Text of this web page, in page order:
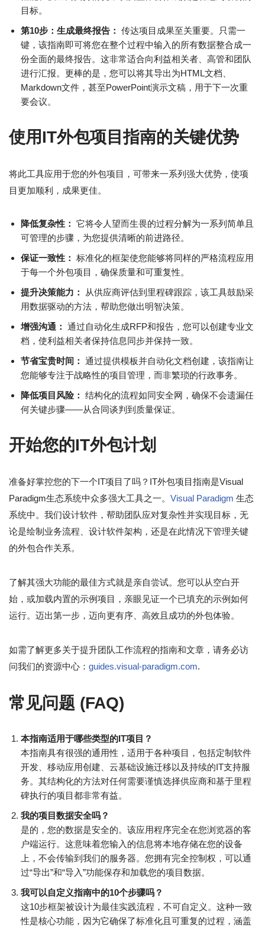
目标。
第10步：生成最终报告： 传达项目成果至关重要。只需一
键，该指南即可将您在整个过程中输入的所有数据整合成一
份全面的最终报告。这非常适合向利益相关者、高管和团队
进行汇报。更棒的是，您可以将其导出为HTML文档、
Markdown文件，甚至PowerPoint演示文稿，用于下一次重
要会议。
使用IT外包项目指南的关键优势
将此工具应用于您的外包项目，可带来一系列强大优势，使项
目更加顺利，成果更佳。
降低复杂性： 它将令人望而生畏的过程分解为一系列简单且
可管理的步骤，为您提供清晰的前进路径。
保证一致性： 标准化的框架使您能够将同样的严格流程应用
于每一个外包项目，确保质量和可重复性。
提升决策能力：
从供应商评估到里程碑跟踪，该工具鼓励采
用数据驱动的方法，帮助您做出明智决策。
增强沟通： 通过自动化生成RFP和报告，您可以创建专业文
档，使利益相关者保持信息同步并保持一致。
节省宝贵时间： 通过提供模板并自动化文档创建，该指南让
您能够专注于战略性的项目管理，而非繁琐的行政事务。
降低项目风险： 结构化的流程如同安全网，确保不会遗漏任
何关键步骤——从合同谈判到质量保证。
开始您的IT外包计划
准备好掌控您的下一个IT项目了吗？IT外包项目指南是Visual
Paradigm生态系统中众多强大工具之一。 Visual Paradigm 生态
系统中。我们设计软件，帮助团队应对复杂性并实现目标，无
论是绘制业务流程、设计软件架构，还是在此情况下管理关键
的外包合作关系。
了解其强大功能的最佳方式就是亲自尝试。您可以从空白开
始，或加载内置的示例项目，亲眼见证一个已填充的示例如何
运行。迈出第一步，迈向更有序、高效且成功的外包体验。
如需了解更多关于提升团队工作流程的指南和文章，请务必访
问我们的资源中心： guides.visual-paradigm.com.
常见问题 (FAQ)
本指南适用于哪些类型的IT项目？
本指南具有很强的通用性，适用于各种项目，包括定制软件
开发、移动应用创建、云基础设施迁移以及持续的IT支持服
务。其结构化的方法对任何需要谨慎选择供应商和基于里程
碑执行的项目都非常有益。
我的项目数据安全吗？
是的，您的数据是安全的。该应用程序完全在您浏览器的客
户端运行。这意味着您输入的信息将本地存储在您的设备
上，不会传输到我们的服务器。您拥有完全控制权，可以通
过“导出”和“导入”功能保存和加载您的项目数据。
我可以自定义指南中的10个步骤吗？
这10步框架被设计为最佳实践流程，不可自定义。这种一致
性是核心功能，因为它确保了标准化且可重复的过程，涵盖